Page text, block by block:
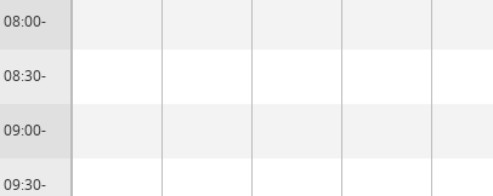
08:00-
08:30-
09:00-
09:30-